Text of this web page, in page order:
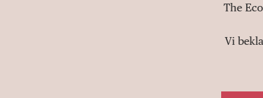
The
Vi